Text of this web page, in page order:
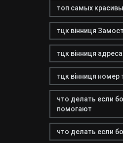
топ самых
тцк вінниця
тцк вінниця адреса
тцк вінниця номер
что делать если
помогают
что делать если